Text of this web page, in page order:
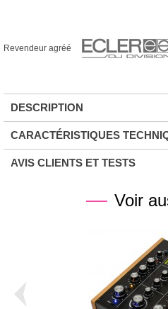
Revendeur agréé
DESCRIPTION
CARACTÉRISTIQUES
AVIS CLIENTS ET TESTS
Voir